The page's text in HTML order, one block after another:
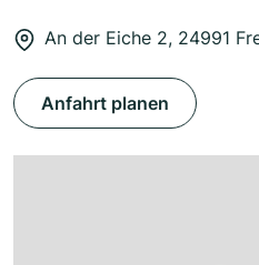
An der Eiche 2, 24991
Anfahrt planen